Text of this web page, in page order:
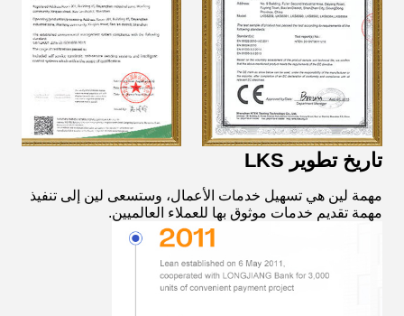
تاريخ تطوير LKS
مهمة لين هي تسهيل خدمات الأعمال، وستسعى لين إلى تنفيذ
مهمة تقديم خدمات موثوق بها للعملاء العالميين.